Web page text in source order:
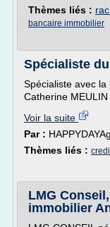
Thèmes liés :
bancaire immobilier
Spécialiste
Spécialiste avec
Catherine
Voir la suite
Par :
Thèmes liés :
LMG
immobilier